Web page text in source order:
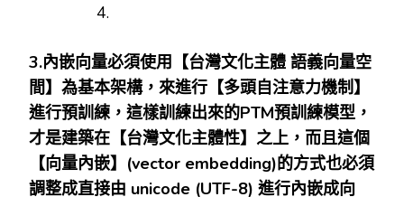
3.內嵌向量必須使用【台灣文化主體 語義向量空
間】為基本架構，來進行【多頭自注意力機制】
進行預訓練，這樣訓練出來的PTM預訓練模型，
才是建築在【台灣文化主體性】之上，而且這個
【向量內嵌】 (vector embedding)的方式也必須
調整成直接由 unicode (UTF-8) 進行內嵌成向